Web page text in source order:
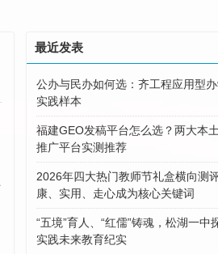
最近发表
公办与民办如何选：齐工程应用型
实践样本
福建GEO发稿平台怎么选？两大本
推广平台实测推荐
2026年四大热门教师节礼盒横向测
康、实用、走心成为核心关键词
“五境”育人、“红儒”铸魂，松湖一中
实践未来教育纪实